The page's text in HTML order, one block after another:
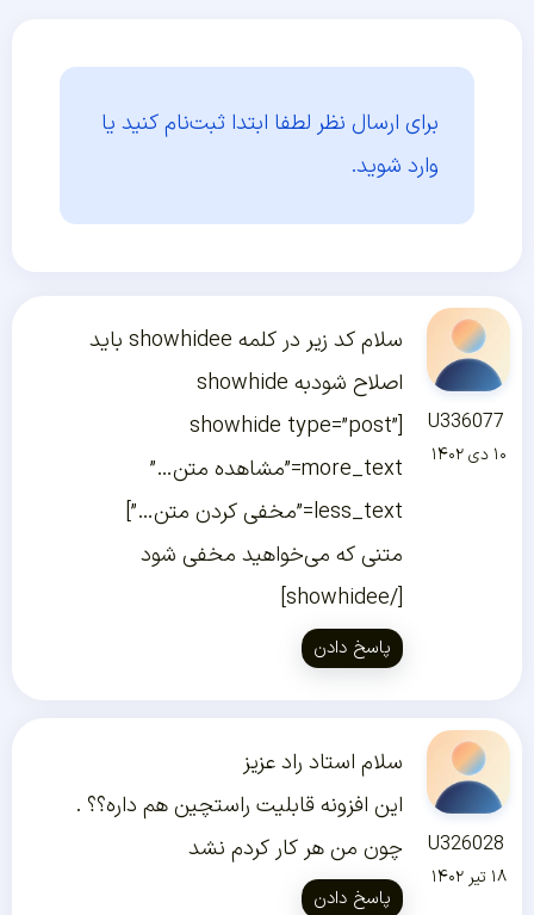
برای ارسال نظر لطفا ابتدا ثبت‌نام کنید یا
وارد شوید.
U336077
۱۰ دی ۱۴۰۲
سلام کد زیر در کلمه showhidee باید
اصلاح شودبه showhide
[showhide type=”post”
more_text=”مشاهده متن…”
less_text=”مخفی کردن متن…”]
متنی که می‌خواهید مخفی شود
[/showhidee]
پاسخ دادن
U326028
۱۸ تیر ۱۴۰۲
سلام استاد راد عزیز
این افزونه قابلیت راستچین هم داره؟؟ .
چون من هر کار کردم نشد
پاسخ دادن